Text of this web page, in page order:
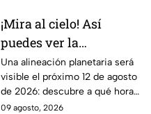
¡Mira al cielo! Así
puedes ver la
alineación planetaria
del 12 de agosto desde
Puebla
Una alineación planetaria será
visible el próximo 12 de agosto
de 2026: descubre a qué hora
mirar y como disfrutar desde
09 agosto, 2026